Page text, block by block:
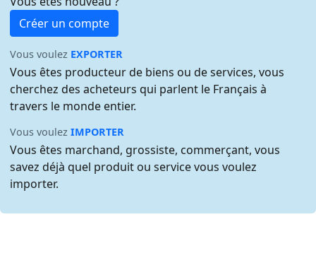
Créer un compte
Vous voulez EXPORTER
Vous êtes producteur de biens ou de services, vous
cherchez des acheteurs qui parlent le Français à
travers le monde entier.
Vous voulezIMPORTER
Vous êtes marchand, grossiste, commerçant, vous
savez déjà quel produit ou service vous voulez
importer.